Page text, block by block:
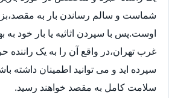
شماست و سالم رساندن بار به
اوست.پس با سپردن اثاثیه یا بار خود به
غرب تهران،در واقع آن را به یک راننده
سپرده اید و می توانید اطمینان داشته
سلامت کامل به مقصد خواهند رسید.